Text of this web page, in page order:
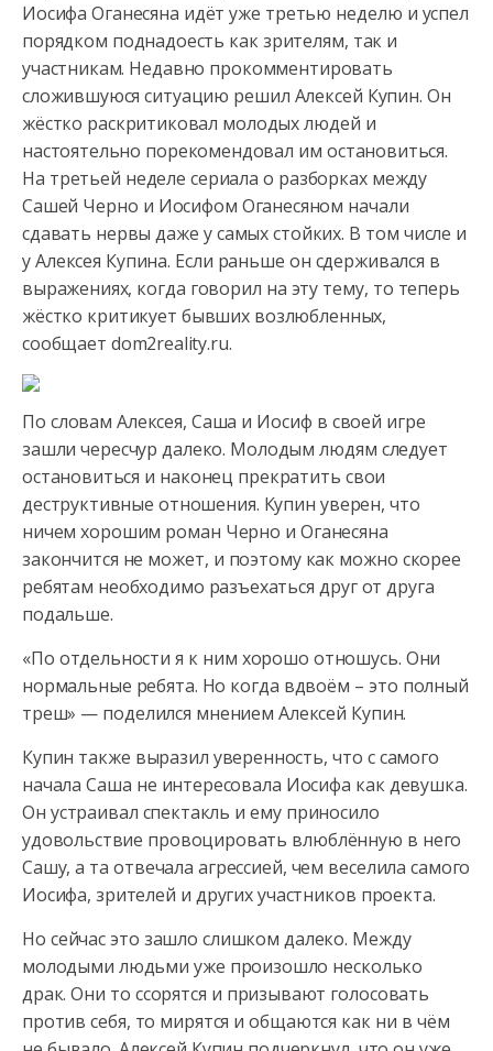
Иосифа Оганесяна идёт уже третью неделю и успел
порядком поднадоесть как зрителям, так и
участникам. Недавно прокомментировать
сложившуюся ситуацию решил Алексей Купин. Он
жёстко раскритиковал молодых людей и
настоятельно порекомендовал им остановиться.
На третьей неделе сериала о разборках между
Сашей Черно и Иосифом Оганесяном начали
сдавать нервы даже у самых стойких. В том числе и
у Алексея Купина. Если раньше он сдерживался в
выражениях, когда говорил на эту тему, то теперь
жёстко критикует бывших возлюбленных,
сообщает dom2reality.ru.
По словам Алексея, Саша и Иосиф в своей игре
зашли чересчур далеко. Молодым людям следует
остановиться и наконец прекратить свои
деструктивные отношения. Купин уверен, что
ничем хорошим роман Черно и Оганесяна
закончится не может, и поэтому как можно скорее
ребятам необходимо разъехаться друг от друга
подальше.
«По отдельности я к ним хорошо отношусь. Они
нормальные ребята. Но когда вдвоём – это полный
треш» — поделился мнением Алексей Купин.
Купин также выразил уверенность, что с самого
начала Саша не интересовала Иосифа как девушка.
Он устраивал спектакль и ему приносило
удовольствие провоцировать влюблённую в него
Сашу, а та отвечала агрессией, чем веселила самого
Иосифа, зрителей и других участников проекта.
Но сейчас это зашло слишком далеко. Между
молодыми людьми уже произошло несколько
драк. Они то ссорятся и призывают голосовать
против себя, то мирятся и общаются как ни в чём